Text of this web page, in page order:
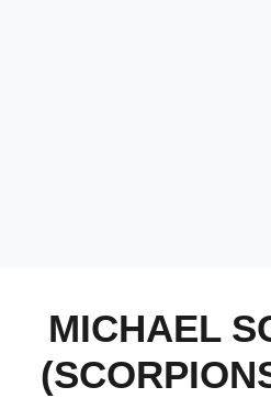
MICHAEL